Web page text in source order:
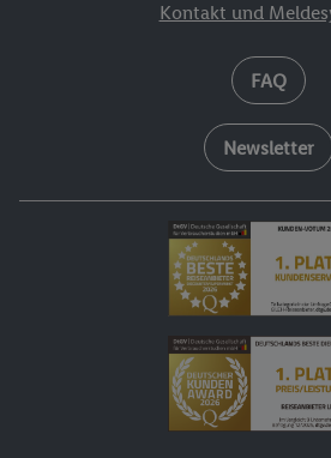
Kontakt und
FAQ
Newsletter